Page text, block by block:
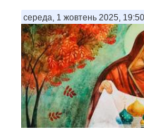
середа, 1 жовтень 2025, 19:50